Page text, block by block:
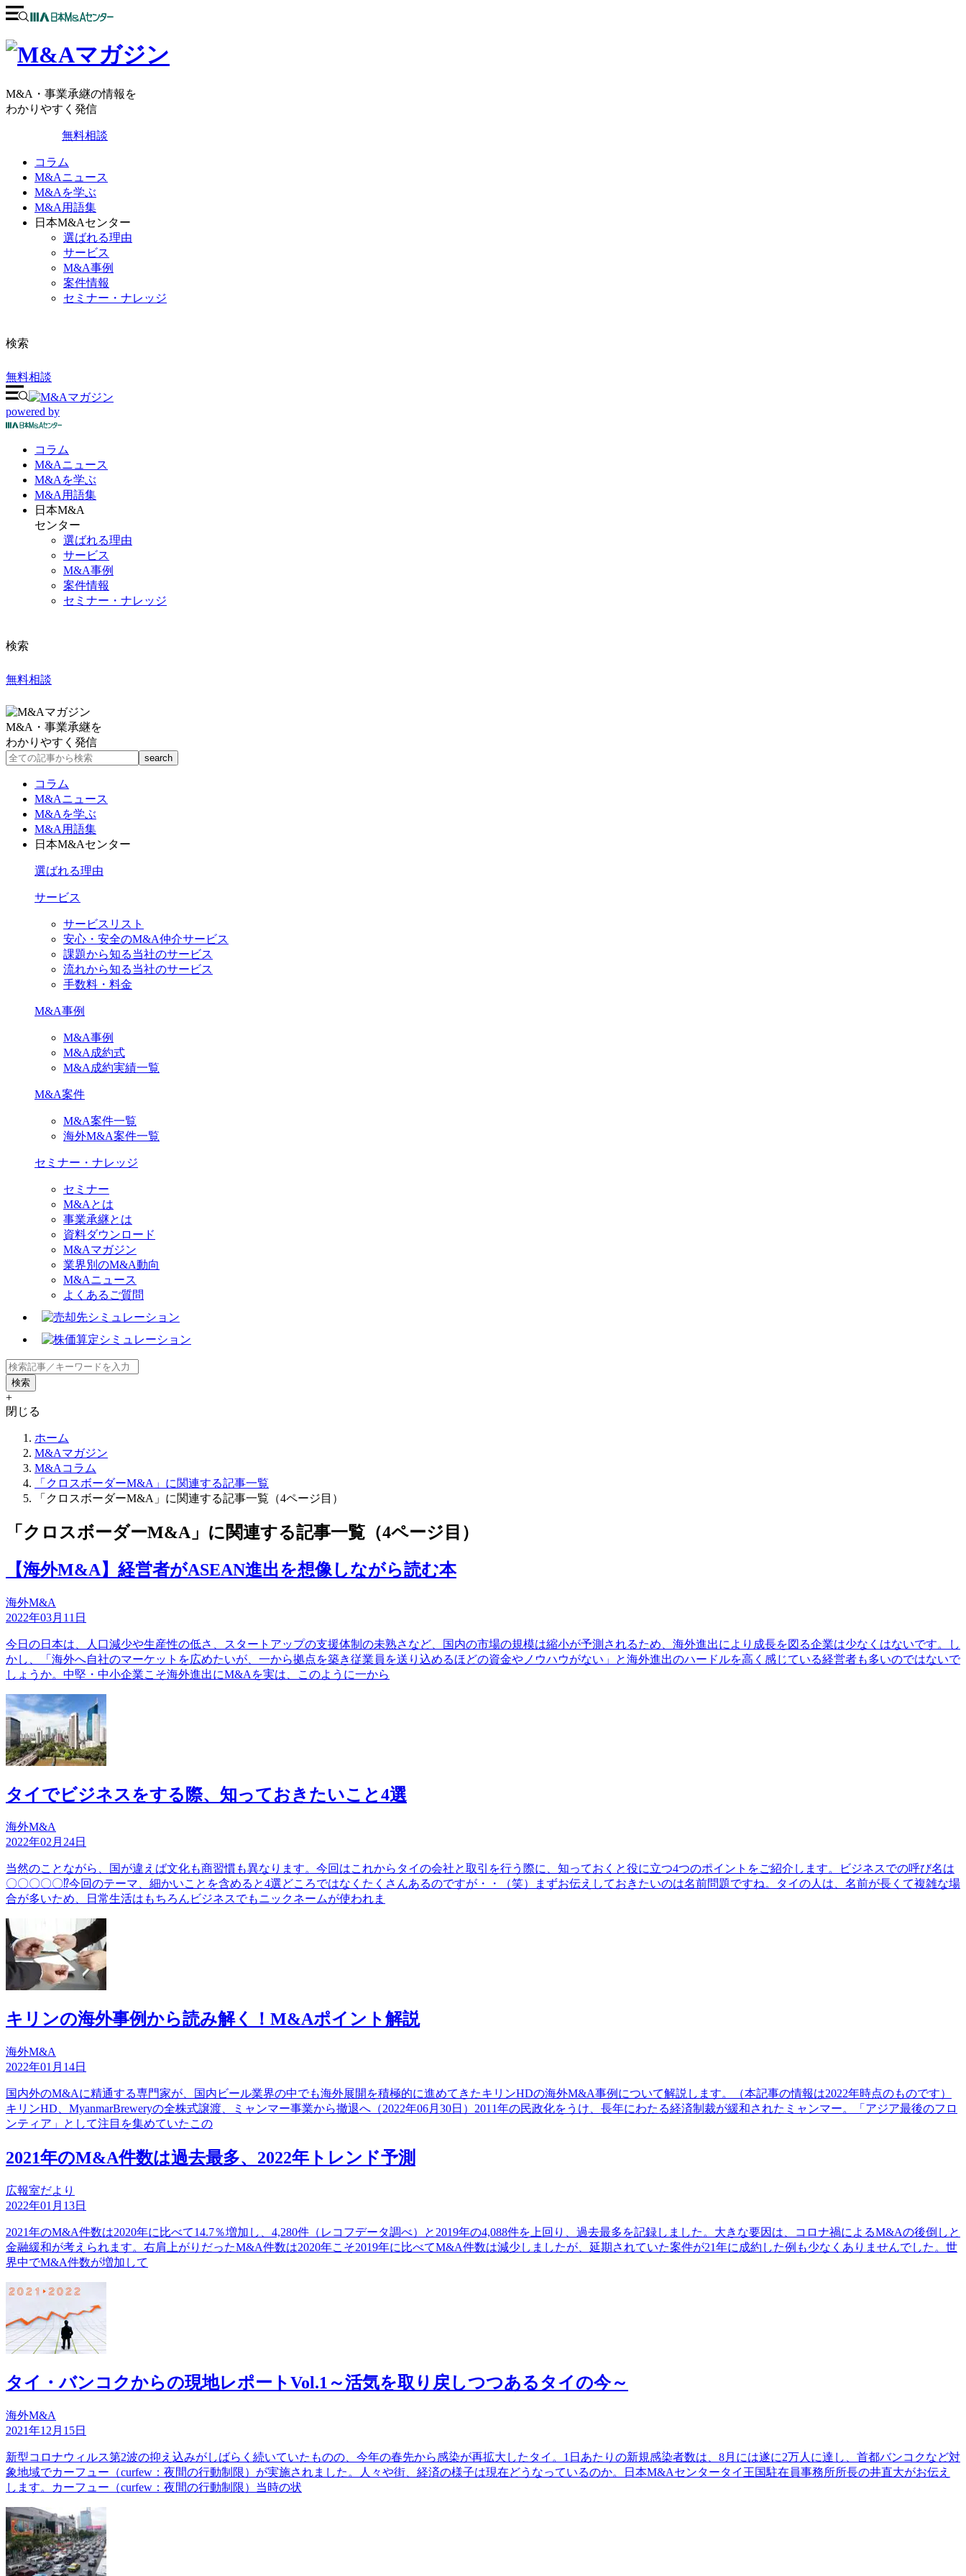
M&A・事業承継の情報を
わかりやすく発信
無料相談
コラム
M&Aニュース
M&Aを学ぶ
M&A用語集
日本M&Aセンター
選ばれる理由
サービス
M&A事例
案件情報
セミナー・ナレッジ
検索
無料相談
powered by
コラム
M&Aニュース
M&Aを学ぶ
M&A 用語集
日本M&A
センター
選ばれる理由
サービス
M&A事例
案件情報
セミナー・ナレッジ
検索
無料相談
M&A・事業承継を
わかりやすく発信
コラム
M&Aニュース
M&Aを学ぶ
M&A用語集
日本M&Aセンター
選ばれる理由
サービス
サービスリスト
安心・安全のM&A仲介サービス
課題から知る当社のサービス
流れから知る当社のサービス
手数料・料金
M&A事例
M&A事例
M&A成約式
M&A成約実績一覧
M&A案件
M&A案件一覧
海外M&A案件一覧
セミナー・ナレッジ
セミナー
M&Aとは
事業承継とは
資料ダウンロード
M&Aマガジン
業界別のM&A動向
M&Aニュース
よくあるご質問
+
閉じる
ホーム
M&Aマガジン
M&Aコラム
「クロスボーダーM&A」に関連する記事一覧
「クロスボーダーM&A」に関連する記事一覧（4ページ目）
「クロスボーダーM&A」に関連する記事一覧（4ページ目）
【海外M&A】経営者がASEAN進出を想像しながら読む本
海外M&A
2022年03月11日
今日の日本は、人口減少や生産性の低さ、スタートアップの支援体制の未熟さなど、国内の市場の規模は縮小が予測されるため、海外進出により成長を図る企業は少なくはないです。し
かし、「海外へ自社のマーケットを広めたいが、一から拠点を築き従業員を送り込めるほどの資金やノウハウがない」と海外進出のハードルを高く感じている経営者も多いのではないで
しょうか。中堅・中小企業こそ海外進出にM&Aを実は、このように一から
タイでビジネスをする際、知っておきたいこと4選
海外M&A
2022年02月24日
当然のことながら、国が違えば文化も商習慣も異なります。今回はこれからタイの会社と取引を行う際に、知っておくと役に立つ4つのポイントをご紹介します。ビジネスでの呼び名は
〇〇〇〇〇⁉今回のテーマ、細かいことを含めると4選どころではなくたくさんあるのですが・・（笑）まずお伝えしておきたいのは名前問題ですね。タイの人は、名前が長くて複雑な場
合が多いため、日常生活はもちろんビジネスでもニックネームが使われま
キリンの海外事例から読み解く！M&Aポイント解説
海外M&A
2022年01月14日
国内外のM&Aに精通する専門家が、国内ビール業界の中でも海外展開を積極的に進めてきたキリンHDの海外M&A事例について解説します。（本記事の情報は2022年時点のものです）
キリンHD、MyanmarBreweryの全株式譲渡、ミャンマー事業から撤退へ（2022年06月30日）2011年の民政化をうけ、長年にわたる経済制裁が緩和されたミャンマー。「アジア最後のフロ
ンティア」として注目を集めていたこの
2021年のM&A件数は過去最多、2022年トレンド予測
広報室だより
2022年01月13日
2021年のM&A件数は2020年に比べて14.7％増加し、4,280件（レコフデータ調べ）と2019年の4,088件を上回り、過去最多を記録しました。大きな要因は、コロナ禍によるM&Aの後倒しと
金融緩和が考えられます。右肩上がりだったM&A件数は2020年こそ2019年に比べてM&A件数は減少しましたが、延期されていた案件が21年に成約した例も少なくありませんでした。世
界中でM&A件数が増加して
タイ・バンコクからの現地レポートVol.1～活気を取り戻しつつあるタイの今～
海外M&A
2021年12月15日
新型コロナウィルス第2波の抑え込みがしばらく続いていたものの、今年の春先から感染が再拡大したタイ。1日あたりの新規感染者数は、8月には遂に2万人に達し、首都バンコクなど対
象地域でカーフュー（curfew：夜間の行動制限）が実施されました。人々や街、経済の様子は現在どうなっているのか。日本M&Aセンタータイ王国駐在員事務所所長の井直大がお伝え
します。カーフュー（curfew：夜間の行動制限）当時の状